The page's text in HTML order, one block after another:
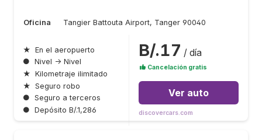
Oficina Tangier Battouta Airport, Tanger 90040
★ En el aeropuerto
● Nivel → Nivel
★ Kilometraje ilimitado
★ Seguro robo
● Seguro a terceros
● Depósito B/.1,286
B/.17 / día
Cancelación gratis
Ver auto
discovercars.com